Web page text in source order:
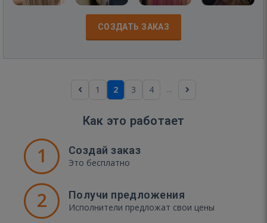
СОЗДАТЬ ЗАКАЗ
1 2 3 4 ...
Как это работает
1 Создай заказ
Это бесплатно
2 Получи предложения
Исполнители предложат свои цены